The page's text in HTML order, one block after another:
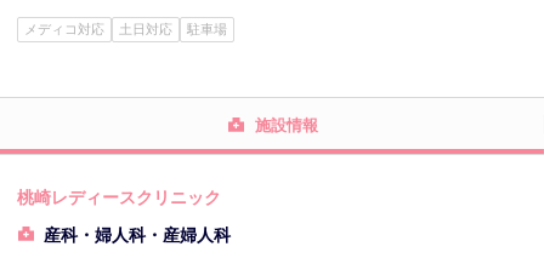
メディコ対応 土日対応 駐車場
施設情報
桃崎レディースクリニック
産科・婦人科・産婦人科